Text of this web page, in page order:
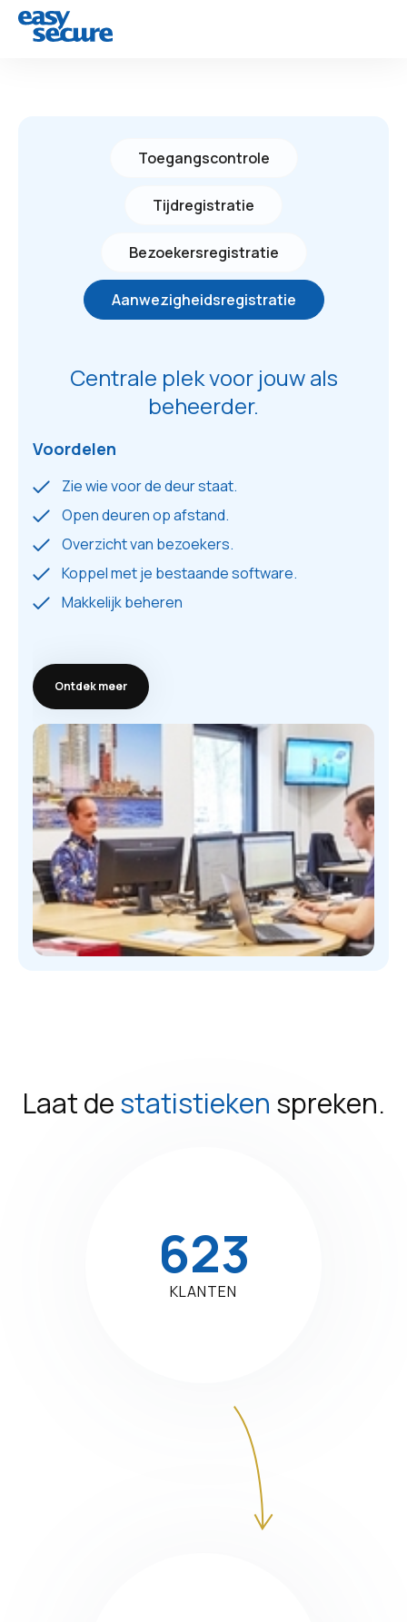
Toegangscontrole
Tijdregistratie
Bezoekersregistratie
Aanwezigheidsregistratie
Centrale plek voor jouw als
beheerder.
Voordelen
Zie wie voor de deur staat.
Open deuren op afstand.
Overzicht van bezoekers.
Koppel met je bestaande software.
Makkelijk beheren
Ontdek meer
Laat destatistieken spreken.
623
KLANTEN